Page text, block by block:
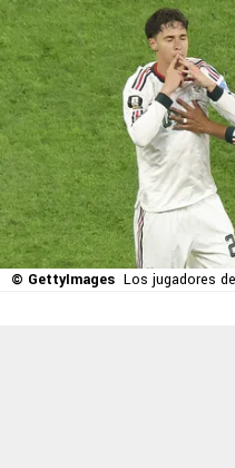
© GettyImages Los jugadores